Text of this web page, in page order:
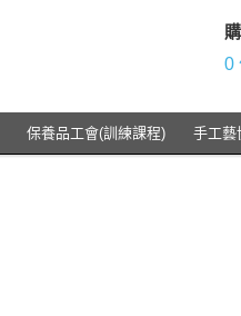
0
保養品工會(訓練課程) 手工藝